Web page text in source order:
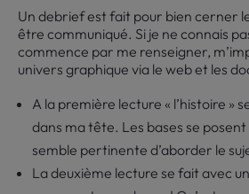
Un debrief est fait pour bien cerner
être communiqué. Si je ne connais
commence par me renseigner,
univers graphique via le web et les
A la première lecture « l’histoire »
dans ma tête. Les bases se
semble pertinente d’aborder le
La deuxième lecture se fait avec